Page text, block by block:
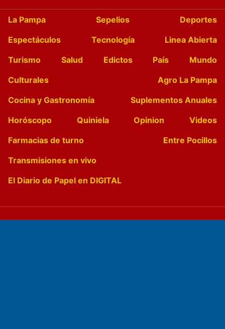
La Pampa Sepelios
Deportes
Espectáculos
Tecnología
Linea Abierta
Turismo
Salud Edictos País
Mundo
Culturales
Agro La Pampa
Cocina y Gastronomía
Suplementos Anuales
Horóscopo
Quiniela Opinion
Videos
Farmacias de turno
Entre Pocillos
Transmisiones en vivo
El Diario de Papel en DIGITAL